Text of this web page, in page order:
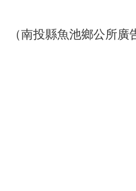
（南投縣魚池鄉公所廣